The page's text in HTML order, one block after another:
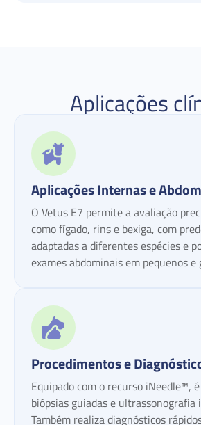
Aplicações
Aplicações Internas e
O Vetus E7 permite a avaliação
como fígado, rins e bexiga, com
adaptadas a diferentes espécies e
exames abdominais em pequenos
Procedimentos e
Equipado com o recurso iNeedle™,
biópsias guiadas e
Também realiza diagnósticos